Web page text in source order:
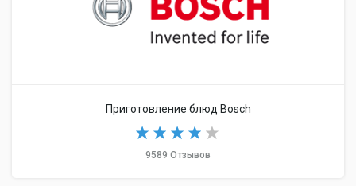
Приготовление блюд Bosch
9589 Отзывов